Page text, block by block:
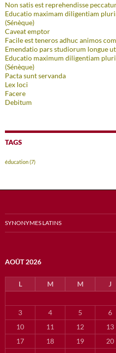
Non satis est reprehendisse
Educatio maximam diligentiam
(Sénèque)
Caveat emptor
Facile est teneros adhuc animos
Emendatio pars studiorum longue
Educatio maximum diligentiam
(Sénèque)
Pacta sunt servanda
Lex loci
Facere
Debitum
TAGS
éducation(7)
SYNONYMES LATINS
AOÛT 2026
L M M J
3
4 5 6
10
11 12 13
17
18 19 20